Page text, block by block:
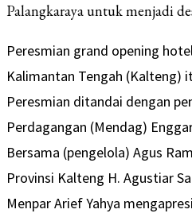
Palangkaraya untuk menjadi
Peresmian grand opening
Kalimantan Tengah (Kalteng)
Peresmian ditandai dengan
Perdagangan (Mendag)
Bersama (pengelola) Agus
Provinsi Kalteng H. Agustiar
Menpar Arief Yahya